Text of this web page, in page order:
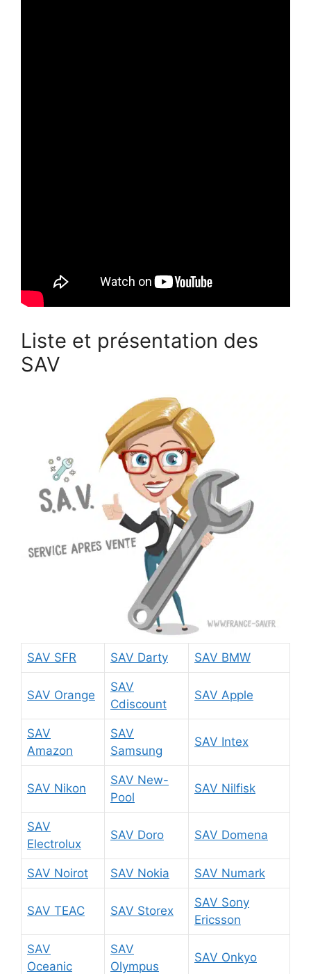
Liste et présentation des
SAV
SAV SFR SAV Darty SAV BMW
SAV Orange
SAV
Cdiscount
SAV Apple
SAV
Amazon
SAV
Samsung
SAV Intex
SAV Nikon
SAV New-
Pool
SAV Nilfisk
SAV
Electrolux
SAV Doro SAV Domena
SAV Noirot SAV Nokia SAV Numark
SAV TEAC SAV Storex
SAV Sony
Ericsson
SAV
Oceanic
SAV
Olympus
SAV Onkyo